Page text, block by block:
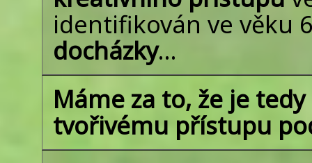
identifikován ve věku
docházky…
Máme za to, že je
tvořivému přístupu